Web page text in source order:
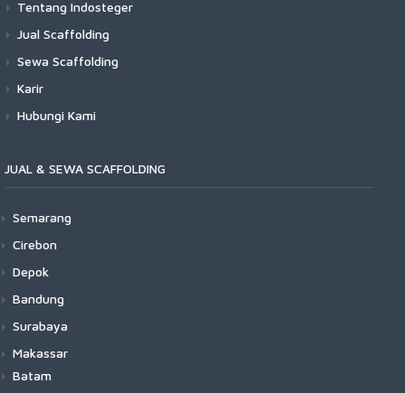
Tentang Indosteger
Jual Scaffolding
Sewa Scaffolding
Karir
Hubungi Kami
JUAL & SEWA SCAFFOLDING
Semarang
Cirebon
Depok
Bandung
Surabaya
Makassar
Batam